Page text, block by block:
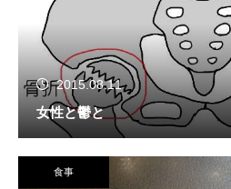
2015.08.11
女性と鬱と
食事